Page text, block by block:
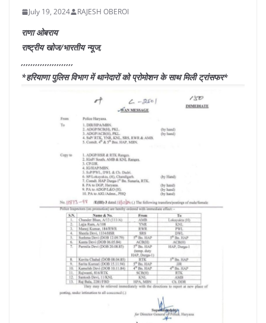
July 19, 2024 RAJESH OBEROI
राणा ओबराय
राष्ट्रीय खोज/भारतीय न्यूज,
,,,,,,,,,,,,,,,,,,,,,,
*हरियाणा पुलिस विभाग में थानेदारों को प्रोमोशन के साथ मिली ट्रांसफर*